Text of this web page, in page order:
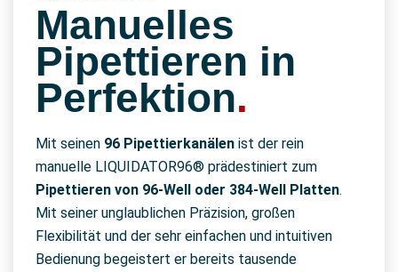
Manuelles
Pipettieren in
Perfektion.
Mit seinen 96 Pipettierkanälen ist der rein
manuelle LIQUIDATOR96® prädestiniert zum
Pipettieren von 96-Well oder 384-Well Platten.
Mit seiner unglaublichen Präzision, großen
Flexibilität und der sehr einfachen und intuitiven
Bedienung begeistert er bereits tausende